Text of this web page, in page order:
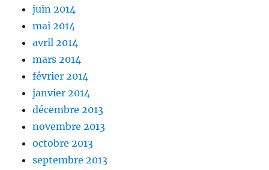
juin 2014
mai 2014
avril 2014
mars 2014
février 2014
janvier 2014
décembre 2013
novembre 2013
octobre 2013
septembre 2013